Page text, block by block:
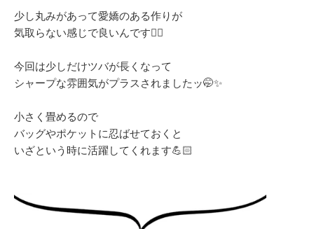
少し丸みがあって愛嬌のある作りが
気取らない感じで良いんです👌🏻
今回は少しだけツバが長くなって
シャープな雰囲気がプラスされましたッ🤭✨
小さく畳めるので
バッグやポケットに忍ばせておくと
いざという時に活躍してくれます💪🏻